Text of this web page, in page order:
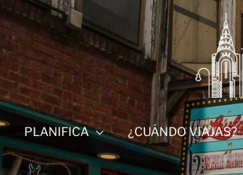
PLANIFICA ¿CUÁNDO VIAJAS?